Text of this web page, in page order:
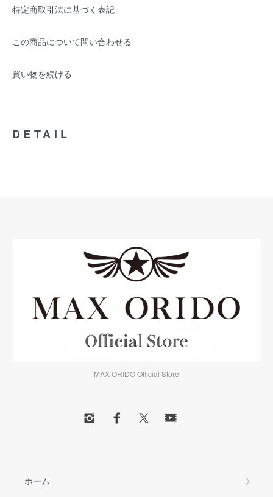
特定商取引法に基づく表記
この商品について問い合わせる
買い物を続ける
DETAIL
MAX ORIDO Official Store
ホーム